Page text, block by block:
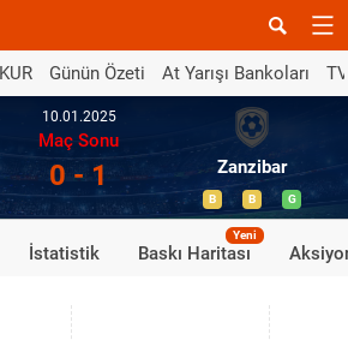
Günün Özeti At Yarışı Bankoları
10.01.2025
Maç Sonu
0 - 1 Zanzibar
B B G
İstatistik Baskı Haritası
Yeni